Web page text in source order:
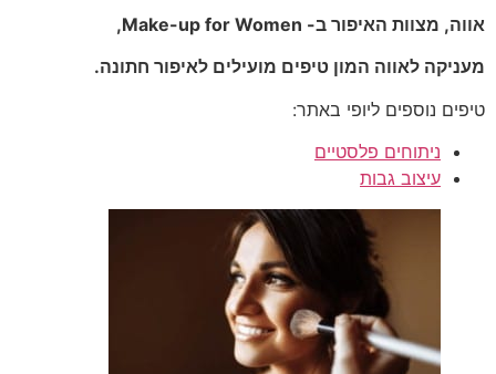
אווה, מצוות האיפור ב- Make-up for Women,
מעניקה לאווה המון טיפים מועילים לאיפור חתונה.
טיפים נוספים ליופי באתר:
ניתוחים פלסטיים
עיצוב גבות